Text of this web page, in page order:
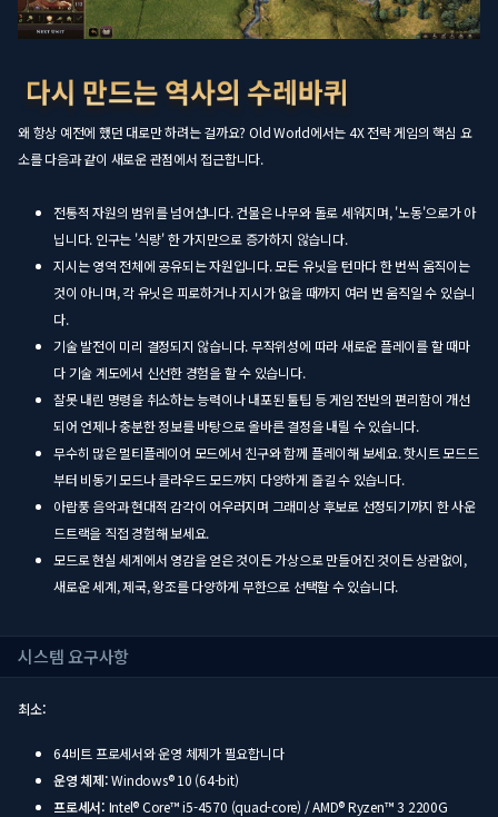
왜 항상 예전에 했던 대로만 하려는 걸까요? Old World에서는 4X 전략 게임의 핵심 요
소를 다음과 같이 새로운 관점에서 접근합니다.
전통적 자원의 범위를 넘어섭니다. 건물은 나무와 돌로 세워지며, '노동'으로가 아
닙니다. 인구는 '식량' 한 가지만으로 증가하지 않습니다.
지시는 영역 전체에 공유되는 자원입니다. 모든 유닛을 턴마다 한 번씩 움직이는
것이 아니며, 각 유닛은 피로하거나 지시가 없을 때까지 여러 번 움직일 수 있습니
다.
기술 발전이 미리 결정되지 않습니다. 무작위성에 따라 새로운 플레이를 할 때마
다 기술 계도에서 신선한 경험을 할 수 있습니다.
잘못 내린 명령을 취소하는 능력이나 내포된 툴팁 등 게임 전반의 편리함이 개선
되어 언제나 충분한 정보를 바탕으로 올바른 결정을 내릴 수 있습니다.
무수히 많은 멀티플레이어 모드에서 친구와 함께 플레이해 보세요. 핫시트 모드드
부터 비동기 모드나 클라우드 모드까지 다양하게 즐길 수 있습니다.
아랍풍 음악과 현대적 감각이 어우러지며 그래미상 후보로 선정되기까지 한 사운
드트랙을 직접 경험해 보세요.
모드로 현실 세계에서 영감을 얻은 것이든 가상으로 만들어진 것이든 상관없이,
새로운 세계, 제국, 왕조를 다양하게 무한으로 선택할 수 있습니다.
시스템 요구사항
최소:
64비트 프로세서와 운영 체제가 필요합니다
운영 체제:Windows® 10 (64-bit)
프로세서: Intel® Core™ i5-4570 (quad-core) / AMD® Ryzen™ 3 2200G